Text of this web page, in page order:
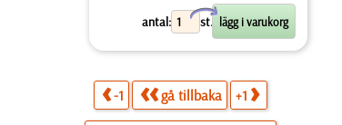
antal: st.
X
-1 gå tillbaka +1